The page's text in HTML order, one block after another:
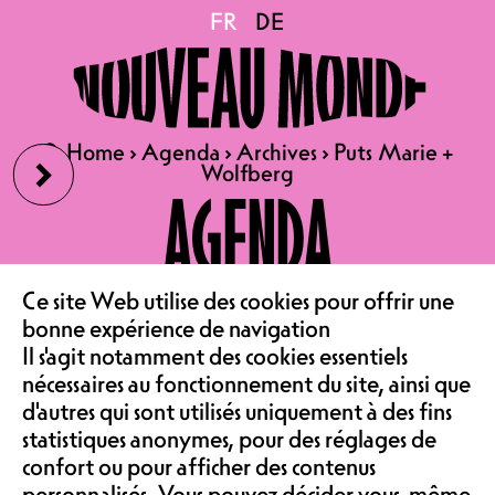
›
‹
FR DE
🔍Home ›Agenda ›Archives › Puts Marie +
Wolfberg
AGENDA
LE CAFÉ
ASSOCIATION &
FR DE
🔍Home ›Agenda ›Archives › Puts Marie +
Wolfberg
Puts Marie + Wolfberg
VE 29.05.2026
PUTS MARIE
+ WOLFBERG
CONCERT | SALLE DE
SPECTACLE
PORTES 20H30, DÉBUT
21H00
PRÉLOCATION 25.-, SUR
PLACE 28.-
FÜR FANS VON: PETER
KERNEL, THE NOTWIST,
Ce site Web utilise des cookies pour offrir une
bonne expérience de navigation
Il s'agit notamment des cookies essentiels
nécessaires au fonctionnement du site, ainsi que
d'autres qui sont utilisés uniquement à des fins
statistiques anonymes, pour des réglages de
confort ou pour afficher des contenus